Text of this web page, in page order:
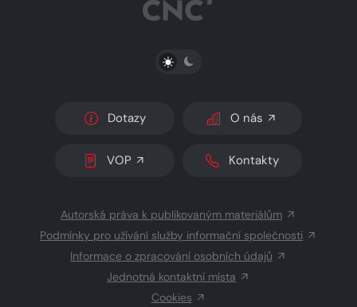
PŘEPNOUT SVĚTLÝ/TMAVÝ REŽIM
Dotazy O nás
VOP Kontakty
Autorská práva k publikovaným materiálům
Podmínky pro užívání služby informační společnosti
Informace o zpracování osobních údajů
Jednotná kontaktní místa
Cookies